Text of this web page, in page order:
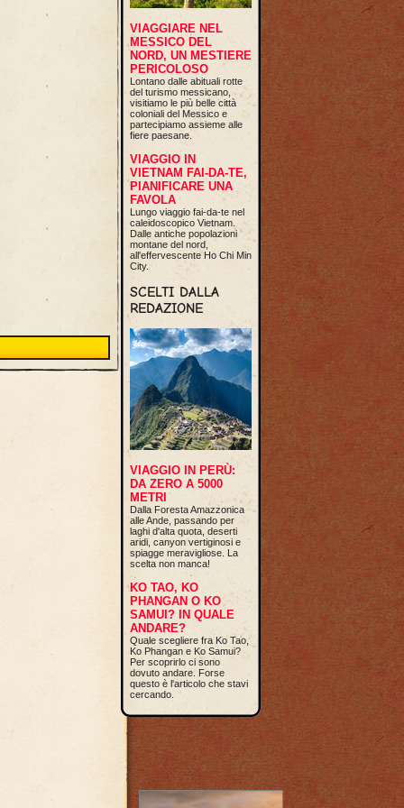
VIAGGIARE NEL
MESSICO DEL
NORD, UN MESTIERE
PERICOLOSO
Lontano dalle abituali rotte
del turismo messicano,
visitiamo le più belle città
coloniali del Messico e
partecipiamo assieme alle
fiere paesane.
VIAGGIO IN
VIETNAM FAI-DA-TE,
PIANIFICARE UNA
FAVOLA
Lungo viaggio fai-da-te nel
caleidoscopico Vietnam.
Dalle antiche popolazioni
montane del nord,
all'effervescente Ho Chi Min
City.
SCELTI DALLA
REDAZIONE
VIAGGIO IN PERÙ:
DA ZERO A 5000
METRI
Dalla Foresta Amazzonica
alle Ande, passando per
laghi d'alta quota, deserti
aridi, canyon vertiginosi e
spiagge meravigliose. La
scelta non manca!
KO TAO, KO
PHANGAN O KO
SAMUI? IN QUALE
ANDARE?
Quale scegliere fra Ko Tao,
Ko Phangan e Ko Samui?
Per scoprirlo ci sono
dovuto andare. Forse
questo è l'articolo che stavi
cercando.